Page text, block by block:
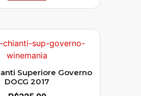
Superiore Governo
DOCG 2017